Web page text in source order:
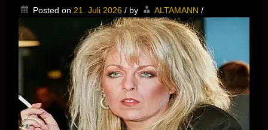
Posted on 21. Juli 2026 / by ALTAMANN /